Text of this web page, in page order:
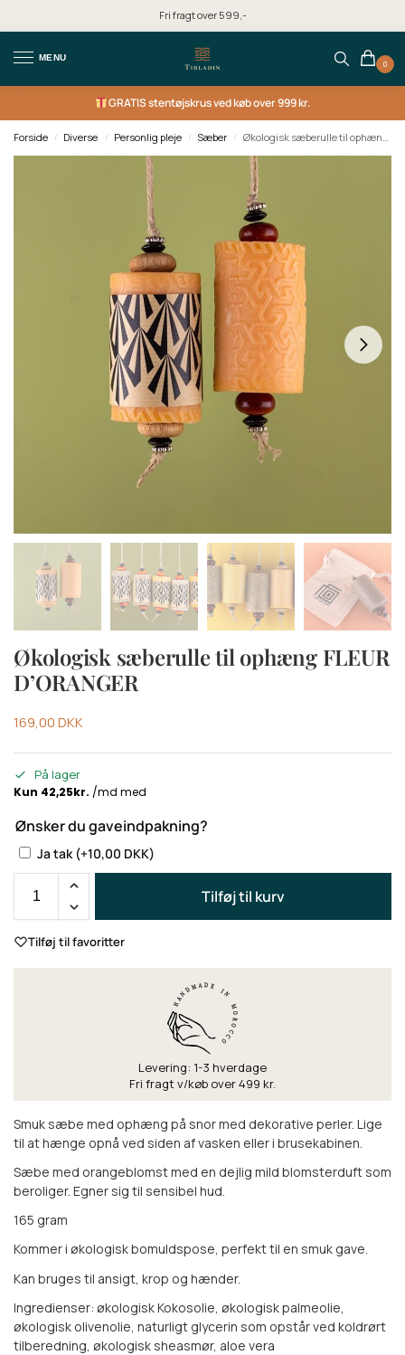
Fri fragt over 599,-
MENU
0
GRATISstentøjskrus ved køb over 999 kr.
Forside / Diverse / Personlig pleje / Sæber / Økologisk sæberulle til ophæng FLEUR D’ORANGER
Økologisk sæberulle til ophæng FLEUR
D’ORANGER
169,00DKK
På lager
Ønsker du gaveindpakning?
Ja tak (+10,00 DKK)
Tilføj til kurv
Tilføj til favoritter
Levering: 1-3 hverdage
Fri fragt v/køb over 499 kr.
Smuk sæbe med ophæng på snor med dekorative perler. Lige
til at hænge opnå ved siden af vasken eller i brusekabinen.
Sæbe med orangeblomst med en dejlig mild blomsterduft som
beroliger. Egner sig til sensibel hud.
165 gram
Kommer i økologisk bomuldspose, perfekt til en smuk gave.
Kan bruges til ansigt, krop og hænder.
Ingredienser: økologisk Kokosolie, økologisk palmeolie,
økologisk olivenolie, naturligt glycerin som opstår ved koldrørt
tilberedning, økologisk sheasmør, aloe vera